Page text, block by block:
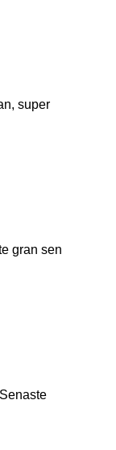
super
gran sen